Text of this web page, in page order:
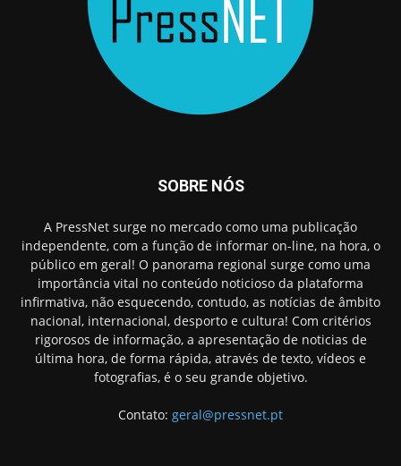
SOBRE NÓS
A PressNet surge no mercado como uma publicação
independente, com a função de informar on-line, na hora, o
público em geral! O panorama regional surge como uma
importância vital no conteúdo noticioso da plataforma
infirmativa, não esquecendo, contudo, as notícias de âmbito
nacional, internacional, desporto e cultura! Com critérios
rigorosos de informação, a apresentação de noticias de
última hora, de forma rápida, através de texto, vídeos e
fotografias, é o seu grande objetivo.
Contato: geral@pressnet.pt